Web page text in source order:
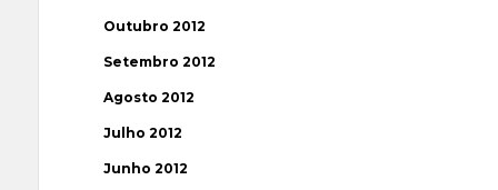
Outubro 2012
Setembro 2012
Agosto 2012
Julho 2012
Junho 2012